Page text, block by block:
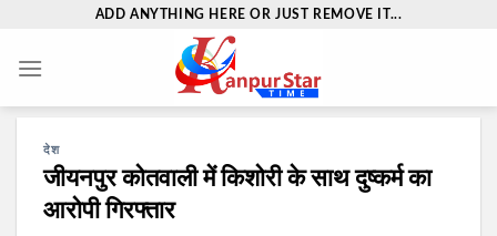
content
ADD ANYTHING HERE OR JUST REMOVE IT...
देश
जीयनपुर कोतवाली में किशोरी के साथ दुष्कर्म का
आरोपी गिरफ्तार